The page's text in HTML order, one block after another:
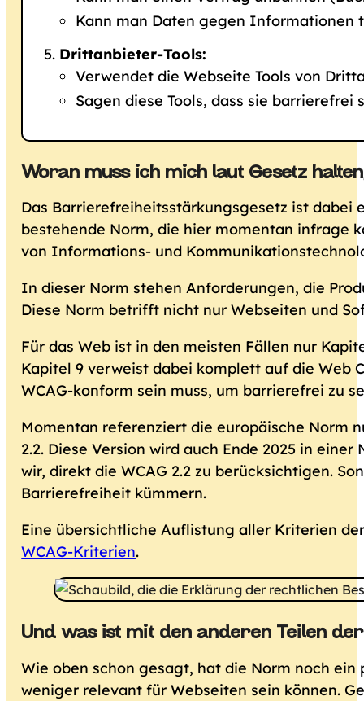
Kann man Daten gegen Informationen
Drittanbieter-Tools:
Verwendet die Webseite Tools von
Sagen diese Tools, dass sie
Woran muss ich mich laut Gesetz
Das Barrierefreiheitsstärkungsgesetz ist dabei
bestehende Norm, die hier momentan infrage
von Informations- und
In dieser Norm stehen Anforderungen, die
Diese Norm betrifft nicht nur Webseiten und
Für das Web ist in den meisten Fällen nur
Kapitel 9 verweist dabei komplett auf die Web
WCAG-konform sein muss, um barrierefrei zu
Momentan referenziert die europäische Norm
2.2. Diese Version wird auch Ende 2025 in
wir, direkt die WCAG 2.2 zu berücksichtigen.
Barrierefreiheit kümmern.
Eine übersichtliche Auflistung aller Kriterien
WCAG-Kriterien.
Und was ist mit den anderen Teilen
Wie oben schon gesagt, hat die Norm noch
weniger relevant für Webseiten sein können.